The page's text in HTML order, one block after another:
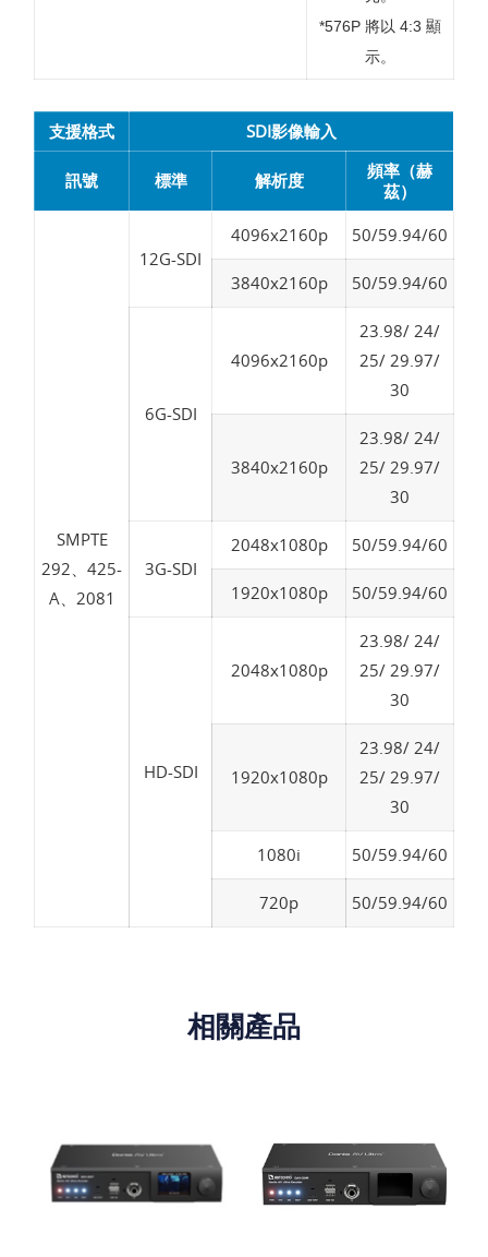
*576P 將以 4:3 顯
示。
支援格式 SDI影像輸入
訊號 標準 解析度
頻率（赫
茲）
SMPTE
292、425-
A、2081
12G-SDI
4096x2160p 50/59.94/60
3840x2160p 50/59.94/60
6G-SDI
4096x2160p
23.98/ 24/
25/ 29.97/
30
3840x2160p
23.98/ 24/
25/ 29.97/
30
3G-SDI
2048x1080p 50/59.94/60
1920x1080p 50/59.94/60
HD-SDI
2048x1080p
23.98/ 24/
25/ 29.97/
30
1920x1080p
23.98/ 24/
25/ 29.97/
30
1080i 50/59.94/60
720p 50/59.94/60
相關產品